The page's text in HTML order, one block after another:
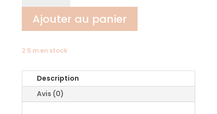
Calais
Ajouter au panier
2.5 m en stock
Description
Avis (0)